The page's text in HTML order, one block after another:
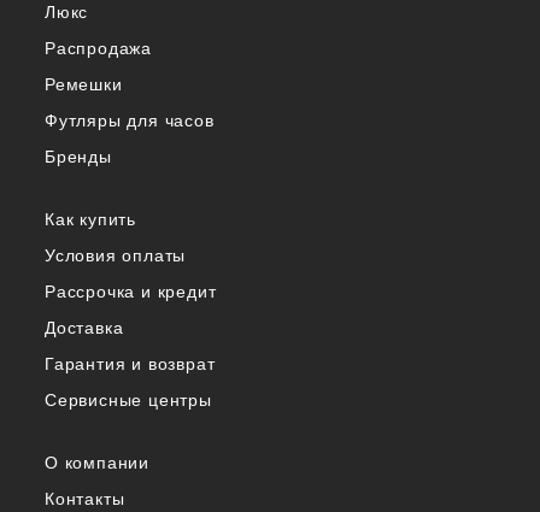
Люкс
Распродажа
Ремешки
Футляры для часов
Бренды
Как купить
Условия оплаты
Рассрочка и кредит
Доставка
Гарантия и возврат
Сервисные центры
О компании
Контакты